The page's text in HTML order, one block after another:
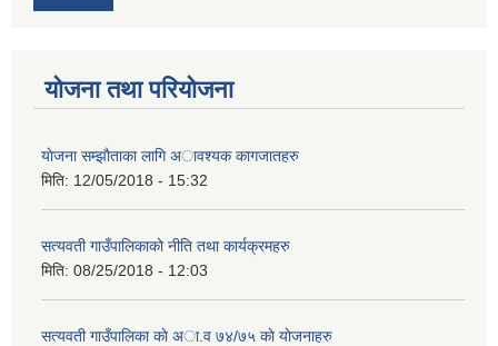
योजना तथा परियोजना
याेजना सम्झाैताका लागि अावश्यक कागजातहरु
मिति: 12/05/2018 - 15:32
सत्यवती गाउँपालिकाकाे नीति तथा कार्यक्रमहरु
मिति: 08/25/2018 - 12:03
सत्यवती गाउँपालिका काे अा‍.व ७४/७५ काे याेजनाहरु